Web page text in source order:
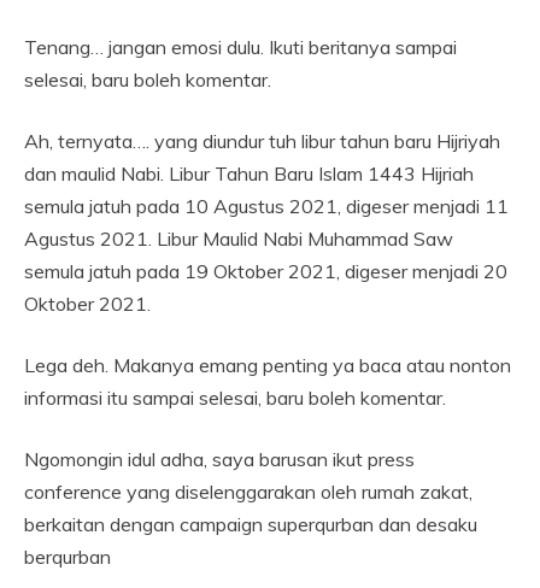
Tenang… jangan emosi dulu. Ikuti beritanya sampai
selesai, baru boleh komentar.
Ah, ternyata…. yang diundur tuh libur tahun baru Hijriyah
dan maulid Nabi. Libur Tahun Baru Islam 1443 Hijriah
semula jatuh pada 10 Agustus 2021, digeser menjadi 11
Agustus 2021. Libur Maulid Nabi Muhammad Saw
semula jatuh pada 19 Oktober 2021, digeser menjadi 20
Oktober 2021.
Lega deh. Makanya emang penting ya baca atau nonton
informasi itu sampai selesai, baru boleh komentar.
Ngomongin idul adha, saya barusan ikut press
conference yang diselenggarakan oleh rumah zakat,
berkaitan dengan campaign superqurban dan desaku
berqurban